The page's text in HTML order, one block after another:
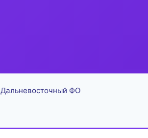
Дальневосточный ФО